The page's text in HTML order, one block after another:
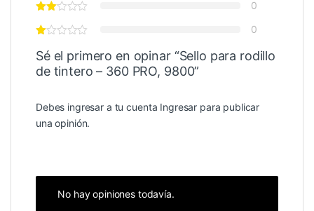
0
0
Sé el primero en opinar “Sello para rodillo
de tintero – 360 PRO, 9800”
Debes ingresar a tu cuenta Ingresar para publicar
una opinión.
No hay opiniones todavía.